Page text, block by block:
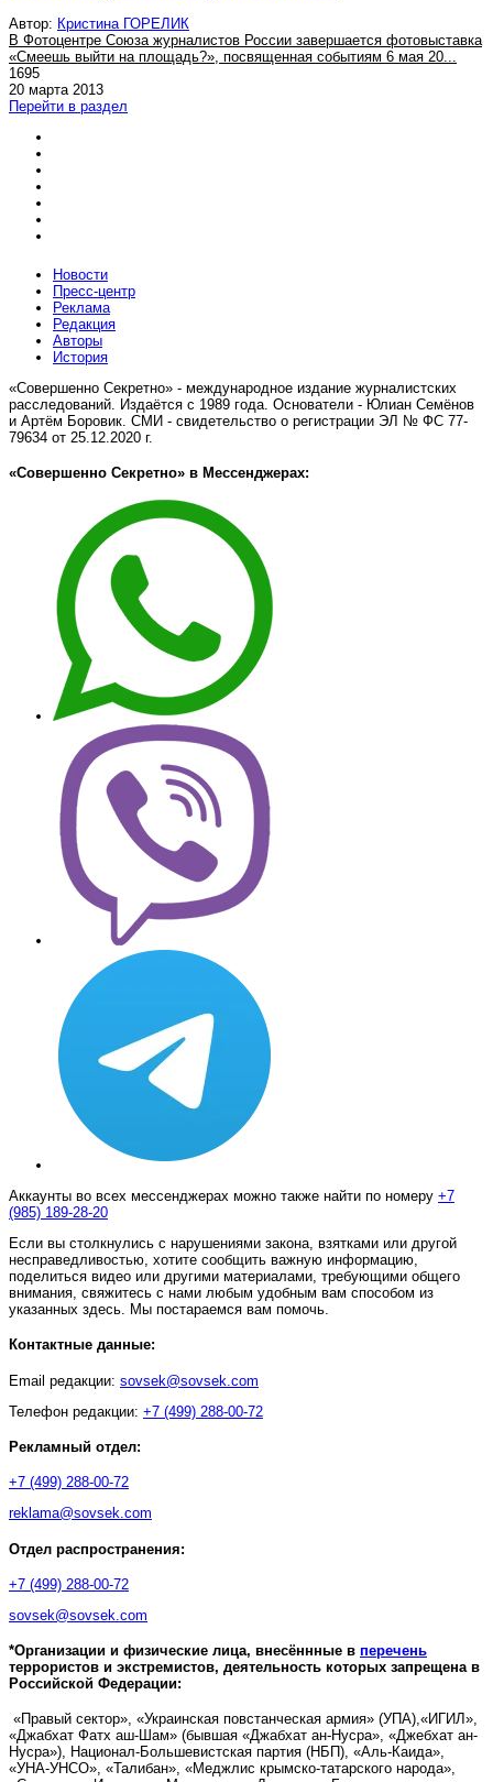
Автор: Кристина ГОРЕЛИК
В Фотоцентре Союза журналистов России завершается фотовыставка
«Смеешь выйти на площадь?», посвященная событиям 6 мая 20...
1695
20 марта 2013
Перейти в раздел
Новости
Пресс-центр
Реклама
Редакция
Авторы
История
«Совершенно Секретно» - международное издание журналистских
расследований. Издаётся с 1989 года. Основатели - Юлиан Семёнов
и Артём Боровик. CМИ - свидетельство о регистрации ЭЛ № ФС 77-
79634 от 25.12.2020 г.
«Совершенно Секретно» в Мессенджерах:
Аккаунты во всех мессенджерах можно также найти по номеру +7
(985) 189-28-20
Если вы столкнулись с нарушениями закона, взятками или другой
несправедливостью, хотите сообщить важную информацию,
поделиться видео или другими материалами, требующими общего
внимания, свяжитесь с нами любым удобным вам способом из
указанных здесь. Мы постараемся вам помочь.
Контактные данные:
Email редакции: sovsek@sovsek.com
Телефон редакции: +7 (499) 288-00-72
Рекламный отдел:
+7 (499) 288-00-72
reklama@sovsek.com
Отдел распространения:
+7 (499) 288-00-72
sovsek@sovsek.com
*Организации и физические лица, внесённные в перечень
террористов и экстремистов, деятельность которых запрещена в
Российской Федерации:
«Правый сектор», «Украинская повстанческая армия» (УПА),«ИГИЛ»,
«Джабхат Фатх аш-Шам» (бывшая «Джабхат ан-Нусра», «Джебхат ан-
Нусра»), Национал-Большевистская партия (НБП), «Аль-Каида»,
«УНА-УНСО», «Талибан», «Меджлис крымско-татарского народа»,